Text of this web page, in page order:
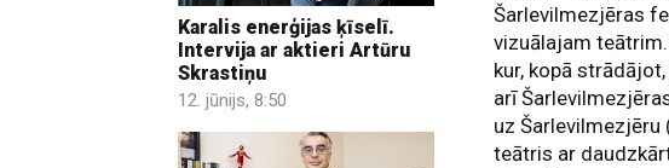
Karalis enerģijas ķīselī.
Intervija ar aktieri Artūru
Skrastiņu
12. jūnijs, 8:50
Šarlevilmezjēras
vizuālajam
kur, kopā
arī
uz
teātris ar